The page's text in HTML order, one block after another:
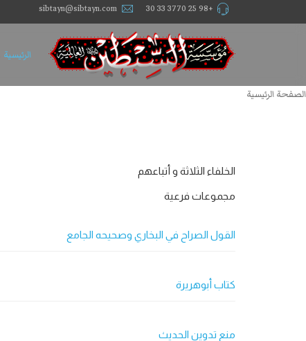
+98 25 3770 33 30
sibtayn@sibtayn.com
الرئيسية
الصفحة الرئيسية
الخلفاء الثلاثة و أتباعهم
مجموعات فرعية
القول الصراح في البخاري وصحيحه الجامع
كتاب أبوهريرة
منع تدوين الحديث